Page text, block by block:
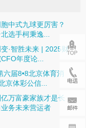
中式九球更厉害？
选手柯秉逸...
·智胜未来 | 2025财
年度论...
六届8•8北京体育消
京体彩公信...
万富豪家族才是长
务未来营运者